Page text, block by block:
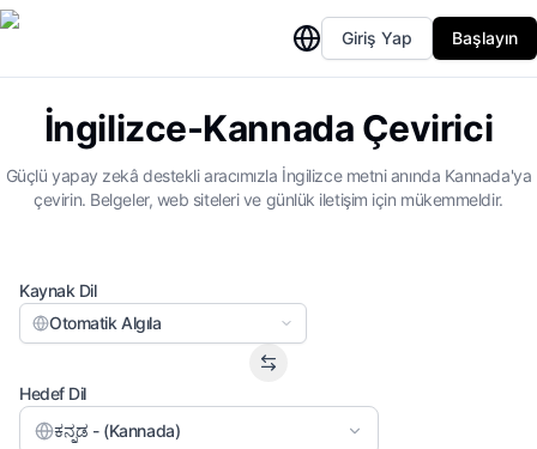
Giriş Yap Başlayın
İngilizce-Kannada Çevirici
Güçlü yapay zekâ destekli aracımızla İngilizce metni anında Kannada'ya
çevirin. Belgeler, web siteleri ve günlük iletişim için mükemmeldir.
Kaynak Dil
Otomatik Algıla
Hedef Dil
ಕನ್ನಡ - (Kannada)